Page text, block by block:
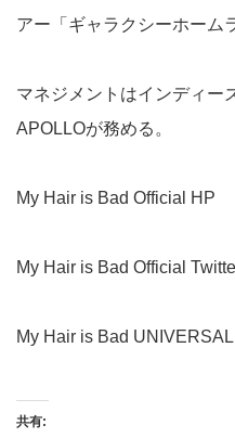
アー「ギャラクシーホーム
マネジメントはインディー
APOLLOが務める。
My Hair is Bad Official HP
My Hair is Bad Official
My Hair is Bad
共有: